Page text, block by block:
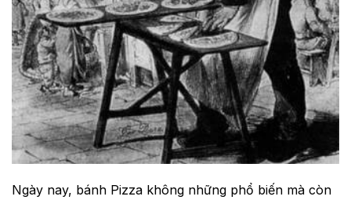
Ngày nay, bánh Pizza không những phổ biến mà còn